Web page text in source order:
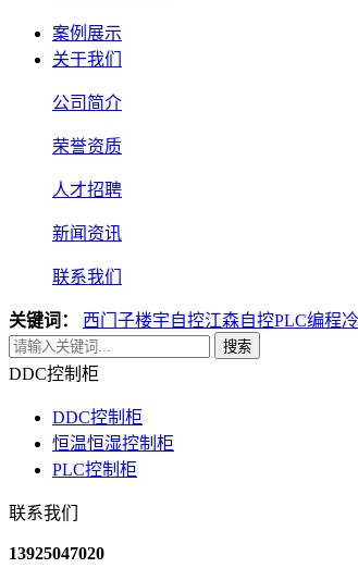
案例展示
关于我们
公司简介
荣誉资质
人才招聘
新闻资讯
联系我们
关键词： 西门子楼宇自控江森自控PLC编程
搜索
DDC控制柜
DDC控制柜
恒温恒湿控制柜
PLC控制柜
联系我们
13925047020